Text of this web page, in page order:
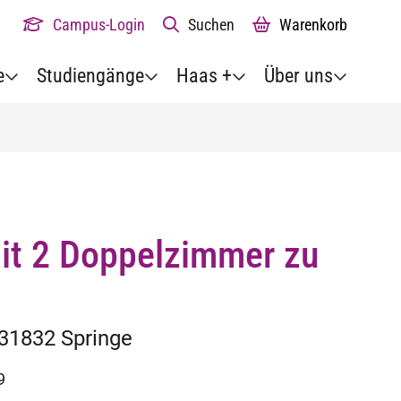
Campus-Login Suchen Warenkorb
Studiengänge Haas + Über uns
2 Doppelzimmer zu
Springe